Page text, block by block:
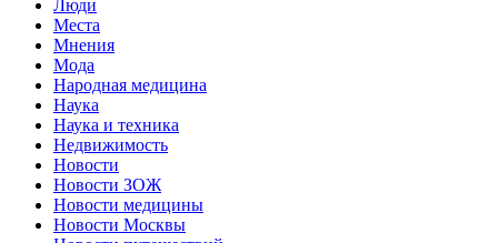
Люди
Места
Мнения
Мода
Народная медицина
Наука
Наука и техника
Недвижимость
Новости
Новости ЗОЖ
Новости медицины
Новости Москвы